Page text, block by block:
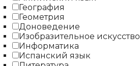
География
Геометрия
Доноведение
Изобразительное искусство
Информатика
Испанский язык